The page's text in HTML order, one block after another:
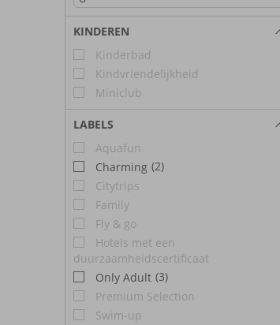
KINDEREN
Kinderbad
Kindvriendelijkheid
Miniclub
LABELS
Aquafun
Charming (2)
Citytrips
Family
Fly & go
Hotels met een
duurzaamheidscertificaat
Only Adult (3)
Premium Selection
Swim-up